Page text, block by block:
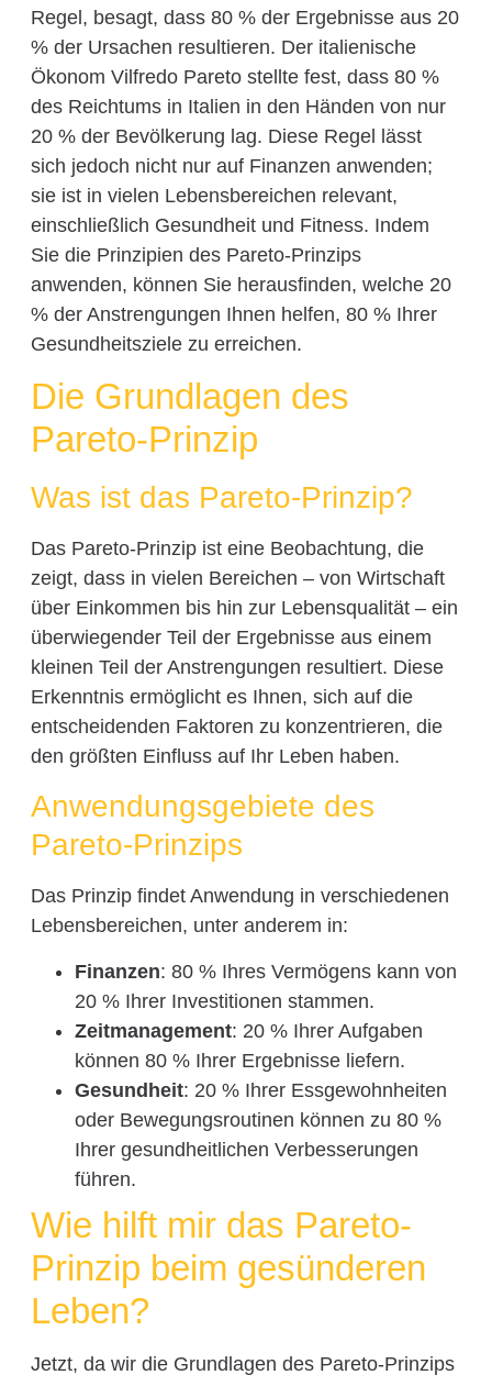
Regel, besagt, dass 80 % der Ergebnisse aus 20
% der Ursachen resultieren. Der italienische
Ökonom Vilfredo Pareto stellte fest, dass 80 %
des Reichtums in Italien in den Händen von nur
20 % der Bevölkerung lag. Diese Regel lässt
sich jedoch nicht nur auf Finanzen anwenden;
sie ist in vielen Lebensbereichen relevant,
einschließlich Gesundheit und Fitness. Indem
Sie die Prinzipien des Pareto-Prinzips
anwenden, können Sie herausfinden, welche 20
% der Anstrengungen Ihnen helfen, 80 % Ihrer
Gesundheitsziele zu erreichen.
Die Grundlagen des
Pareto-Prinzip
Was ist das Pareto-Prinzip?
Das Pareto-Prinzip ist eine Beobachtung, die
zeigt, dass in vielen Bereichen – von Wirtschaft
über Einkommen bis hin zur Lebensqualität – ein
überwiegender Teil der Ergebnisse aus einem
kleinen Teil der Anstrengungen resultiert. Diese
Erkenntnis ermöglicht es Ihnen, sich auf die
entscheidenden Faktoren zu konzentrieren, die
den größten Einfluss auf Ihr Leben haben.
Anwendungsgebiete des
Pareto-Prinzips
Das Prinzip findet Anwendung in verschiedenen
Lebensbereichen, unter anderem in:
Finanzen: 80 % Ihres Vermögens kann von
20 % Ihrer Investitionen stammen.
Zeitmanagement: 20 % Ihrer Aufgaben
können 80 % Ihrer Ergebnisse liefern.
Gesundheit: 20 % Ihrer Essgewohnheiten
oder Bewegungsroutinen können zu 80 %
Ihrer gesundheitlichen Verbesserungen
führen.
Wie hilft mir das Pareto-
Prinzip beim gesünderen
Leben?
Jetzt, da wir die Grundlagen des Pareto-Prinzips